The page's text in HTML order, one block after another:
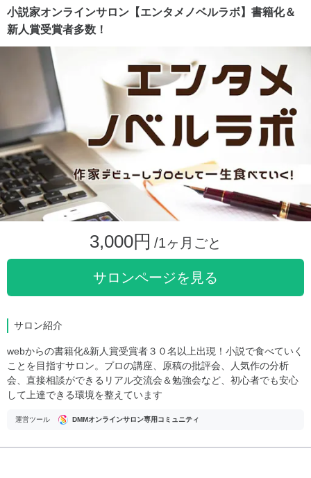
小説家オンラインサロン【エンタメノベルラボ】書籍化＆
新人賞受賞者多数！
3,000円 /1ヶ月ごと
サロンページを見る
サロン紹介
webからの書籍化&新人賞受賞者３０名以上出現！小説で食べていく
ことを目指すサロン。プロの講座、原稿の批評会、人気作の分析
会、直接相談ができるリアル交流会＆勉強会など、初心者でも安心
して上達できる環境を整えています
運営ツール DMMオンラインサロン専用コミュニティ